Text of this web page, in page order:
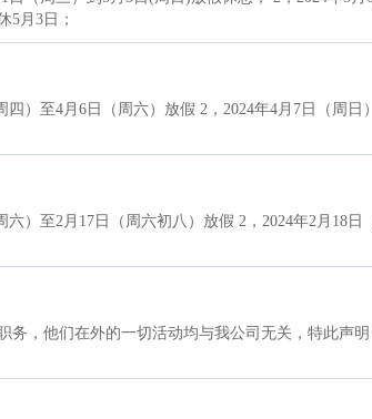
5月3日；
）至4月6日（周六）放假 2，2024年4月7日（周日
）至2月17日（周六初八）放假 2，2024年2月18日
，他们在外的一切活动均与我公司无关，特此声